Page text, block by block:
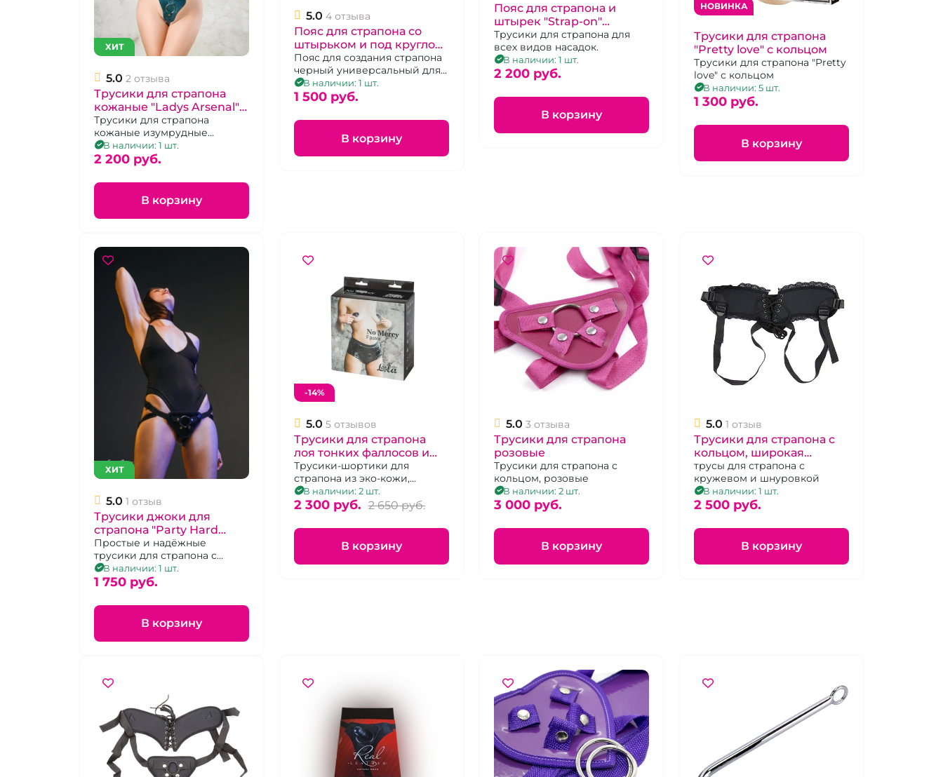
ХИТ
5.0 2 отзыва
Трусики для страпона
кожаные "Ladys Arsenal"
изумрудные стринги с
кольцом
Трусики для страпона
кожаные изумрудные
стринги с кольцом, р 42-46
В наличии: 1 шт.
2 200 pуб.
В корзину
5.0 4 отзыва
Пояс для страпона со
штырьком и под круглое
основание "Strap-on"
универсальный черный
Пояс для создания страпона
черный универсальный для
всех типов насадок
В наличии: 1 шт.
1 500 pуб.
В корзину
Пояс для страпона и
штырек "Strap-on"
универсальный черно-
красный
Трусики для страпона для
всех видов насадок.
В наличии: 1 шт.
2 200 pуб.
В корзину
НОВИНКА
Трусики для страпона
"Pretty love" с кольцом
Трусики для страпона "Pretty
love" с кольцом
В наличии: 5 шт.
1 300 pуб.
В корзину
ХИТ
5.0 1 отзыв
Трусики джоки для
страпона "Party Hard
Instigator"
Простые и надёжные
трусики для страпона с
кольцеобразной фиксацией
насадки.
В наличии: 1 шт.
1 750 pуб.
В корзину
-14%
5.0 5 отзывов
Трусики для страпона
лоя тонких фаллосов и
пробок "No Mercy" Faster
размер S/M
Трусики-шортики для
страпона из эко-кожи,
черные, с круглым
отверстием. Размер S/M.
В наличии: 2 шт.
2 300 pуб. 2 650 pуб.
В корзину
5.0 3 отзыва
Трусики для страпона
розовые
Трусики для страпона с
кольцом, розовые
В наличии: 2 шт.
3 000 pуб.
В корзину
5.0 1 отзыв
Трусики для страпона с
кольцом, широкая
спинка на шнуровке
трусы для страпона с
кружевом и шнуровкой
В наличии: 1 шт.
2 500 pуб.
В корзину